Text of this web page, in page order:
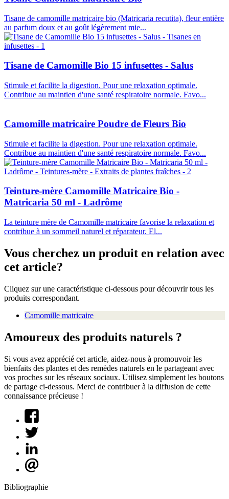
Tisane de camomille matricaire bio (Matricaria recutita), fleur entière
au parfum doux et au goût légèrement mie...
Tisane de Camomille Bio 15 infusettes - Salus
Stimule et facilite la digestion. Pour une relaxation optimale.
Contribue au maintien d'une santé respiratoire normale. Favo...
Camomille matricaire Poudre de Fleurs Bio
Stimule et facilite la digestion. Pour une relaxation optimale.
Contribue au maintien d'une santé respiratoire normale. Favo...
Teinture-mère Camomille Matricaire Bio -
Matricaria 50 ml - Ladrôme
La teinture mère de Camomille matricaire favorise la relaxation et
contribue à un sommeil naturel et réparateur. El...
Vous cherchez un produit en relation avec
cet article?
Cliquez sur une caractéristique ci-dessous pour découvrir tous les
produits correspondant.
Camomille matricaire
Amoureux des produits naturels ?
Si vous avez apprécié cet article, aidez-nous à promouvoir les
bienfaits des plantes et des remèdes naturels en le partageant avec
vos proches sur les réseaux sociaux. Utilisez simplement les boutons
de partage ci-dessous. Merci de contribuer à la diffusion de cette
connaissance précieuse !
Bibliographie